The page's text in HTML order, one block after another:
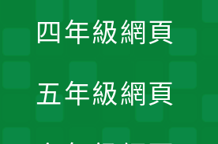
四年級網頁
五年級網頁